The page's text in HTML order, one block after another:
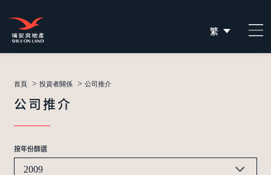
繁
简
首頁 > 投資者關係 > 公司推介
公司推介
按年份篩選
2009